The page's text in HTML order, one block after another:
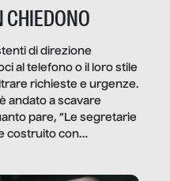
CHIEDONO
di direzione
al telefono o il loro stile
richieste e urgenze.
andato a scavare
pare, “Le segretarie
costruito con